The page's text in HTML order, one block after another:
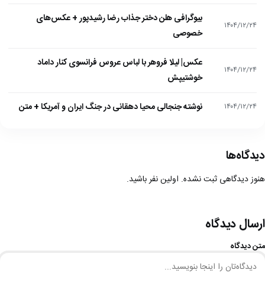
۱۴۰۴/۱۲/۲۴
بیوگرافی هلن دختر جذاب رضا رشیدپور + عکس‌های
خصوصی
۱۴۰۴/۱۲/۲۴
عکس| لیلا فروهر با لباس عروس فرانسوی کنار داماد
خوشتیپش
۱۴۰۴/۱۲/۲۴ نوشته جنجالی محیا دهقانی در جنگ ایران و آمریکا + متن
دیدگاه‌ها
هنوز دیدگاهی ثبت نشده. اولین نفر باشید.
ارسال دیدگاه
متن دیدگاه